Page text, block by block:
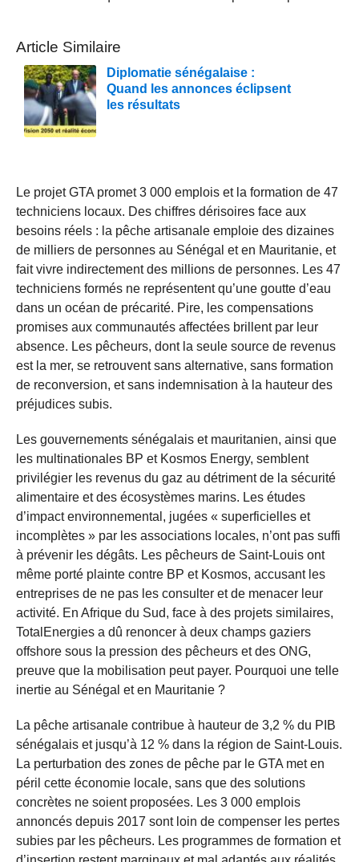
Article Similaire
Diplomatie sénégalaise :
Quand les annonces éclipsent
les résultats
Le projet GTA promet 3 000 emplois et la formation de 47
techniciens locaux. Des chiffres dérisoires face aux
besoins réels : la pêche artisanale emploie des dizaines
de milliers de personnes au Sénégal et en Mauritanie, et
fait vivre indirectement des millions de personnes. Les 47
techniciens formés ne représentent qu’une goutte d’eau
dans un océan de précarité. Pire, les compensations
promises aux communautés affectées brillent par leur
absence. Les pêcheurs, dont la seule source de revenus
est la mer, se retrouvent sans alternative, sans formation
de reconversion, et sans indemnisation à la hauteur des
préjudices subis.
Les gouvernements sénégalais et mauritanien, ainsi que
les multinationales BP et Kosmos Energy, semblent
privilégier les revenus du gaz au détriment de la sécurité
alimentaire et des écosystèmes marins. Les études
d’impact environnemental, jugées « superficielles et
incomplètes » par les associations locales, n’ont pas suffi
à prévenir les dégâts. Les pêcheurs de Saint-Louis ont
même porté plainte contre BP et Kosmos, accusant les
entreprises de ne pas les consulter et de menacer leur
activité. En Afrique du Sud, face à des projets similaires,
TotalEnergies a dû renoncer à deux champs gaziers
offshore sous la pression des pêcheurs et des ONG,
preuve que la mobilisation peut payer. Pourquoi une telle
inertie au Sénégal et en Mauritanie ?
La pêche artisanale contribue à hauteur de 3,2 % du PIB
sénégalais et jusqu’à 12 % dans la région de Saint-Louis.
La perturbation des zones de pêche par le GTA met en
péril cette économie locale, sans que des solutions
concrètes ne soient proposées. Les 3 000 emplois
annoncés depuis 2017 sont loin de compenser les pertes
subies par les pêcheurs. Les programmes de formation et